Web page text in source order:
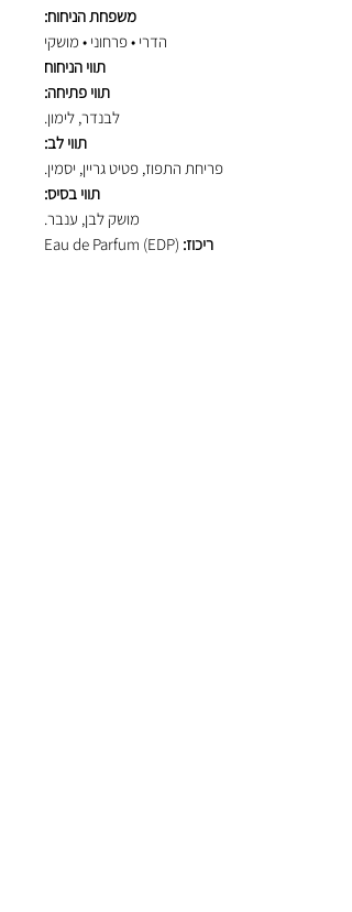
משפחת הניחוח:
הדרי • פרחוני • מושקי
תווי הניחוח
תווי פתיחה:
לבנדר, לימון.
תווי לב:
פריחת התפוז, פטיט גריין, יסמין.
תווי בסיס:
מושק לבן, ענבר.
ריכוז: